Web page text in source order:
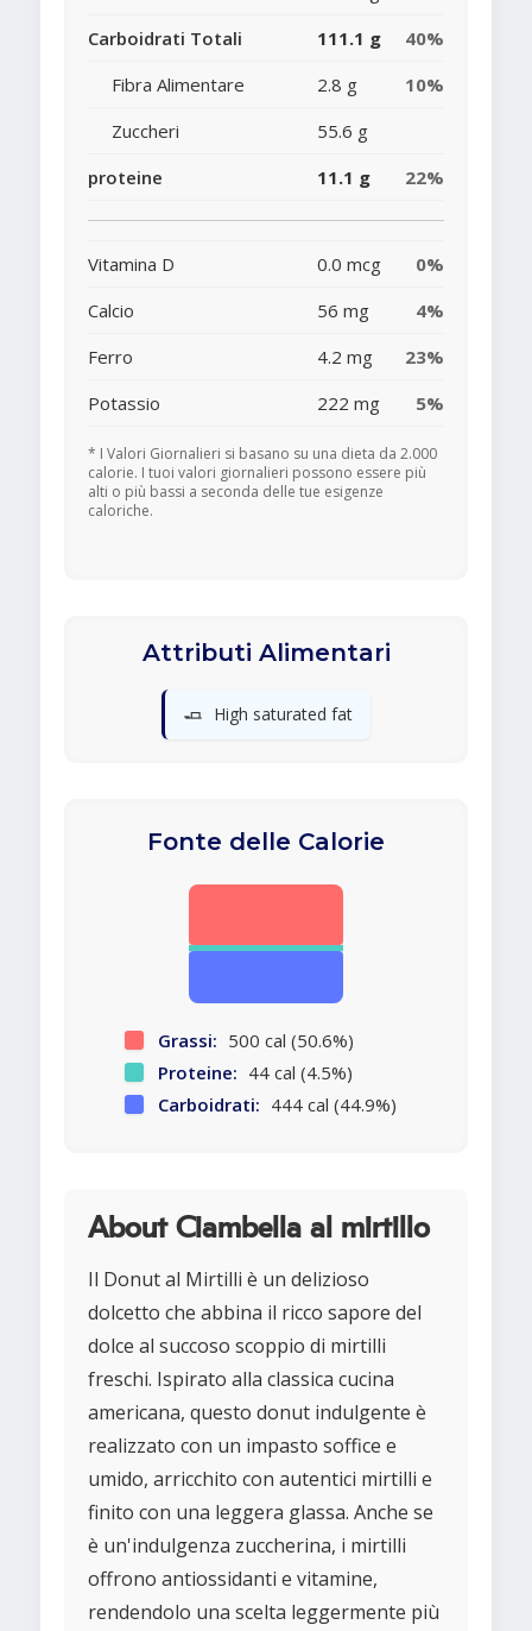
Carboidrati Totali
111.1 g
40%
Fibra Alimentare
2.8 g
10%
Zuccheri
55.6 g
proteine
11.1 g 22%
Vitamina D 0.0 mcg
0%
Calcio
56 mg
4%
Ferro
4.2 mg
23%
Potassio
222 mg 5%
* I Valori Giornalieri si basano su una dieta da 2.000
calorie. I tuoi valori giornalieri possono essere più
alti o più bassi a seconda delle tue esigenze
caloriche.
Attributi Alimentari
🧈 High saturated fat
Fonte delle Calorie
Grassi: 500 cal (50.6%)
Proteine: 44 cal (4.5%)
Carboidrati: 444 cal (44.9%)
About Ciambella al mirtillo
Il Donut al Mirtilli è un delizioso
dolcetto che abbina il ricco sapore del
dolce al succoso scoppio di mirtilli
freschi. Ispirato alla classica cucina
americana, questo donut indulgente è
realizzato con un impasto soffice e
umido, arricchito con autentici mirtilli e
finito con una leggera glassa. Anche se
è un'indulgenza zuccherina, i mirtilli
offrono antiossidanti e vitamine,
rendendolo una scelta leggermente più